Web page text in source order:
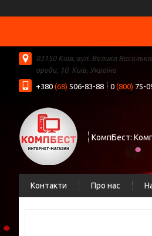
03150 Київ, вул. Велика
ороди, 10, Київ, Україна
+380 (68) 506-83-88 0 (800) 75-
КомпБест:
Контакти Про нас